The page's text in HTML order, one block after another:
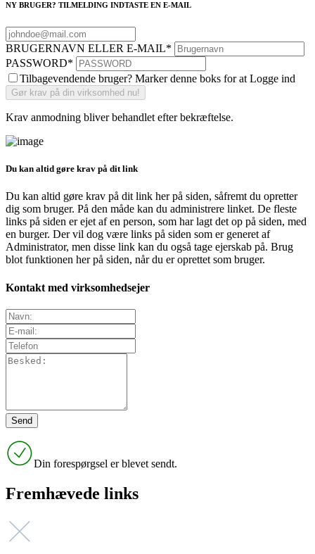
NY BRUGER? TILMELDING INDTASTE EN E-MAIL
BRUGERNAVN ELLER E-MAIL*
PASSWORD*
Tilbagevendende bruger? Marker denne boks for at Logge ind
Krav anmodning bliver behandlet efter bekræftelse.
Du kan altid gøre krav på dit link
Du kan altid gøre krav på dit link her på siden, såfremt du opretter
dig som bruger. På den måde kan du administrere linket. De fleste
links på siden er ejet af en person, som har lagt det op på siden, med
en burger. Der vil dog være links på siden som er generet af
Administrator, men disse link kan du også tage ejerskab på. Brug
blot funktionen her på siden, når du er oprettet som bruger.
Kontakt med virksomhedsejer
Din forespørgsel er blevet sendt.
Fremhævede links